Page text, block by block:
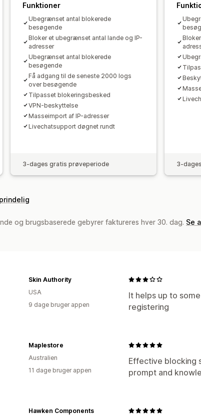
Funktioner
Ubegrænset antal blokerede
besøgende
Bloker et ubegrænset antal lande og IP-
adresser
Ubegrænset antal blokerede
besøgende
Få adgang til de seneste 2000 logs
over besøgende
Tilpasset blokeringsbesked
VPN-beskyttelse
Masseimport af IP-adresser
Livechatsupport døgnet rundt
3-dages gratis prøveperiode 3-
og brugsbaserede gebyrer faktureres hver 30. dag. Se
It helps up to
registering
Skin Authority
USA
9 dage bruger appen
Effective blocking
prompt and
Maplestore
Australien
11 dage bruger appen
Hawken Components